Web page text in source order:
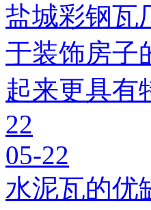
盐城彩钢瓦
于装饰房子
起来更具有
22
05-22
水泥瓦的优